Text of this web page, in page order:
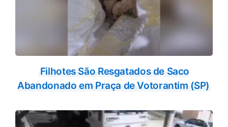
Filhotes São Resgatados de Saco
Abandonado em Praça de Votorantim (SP)